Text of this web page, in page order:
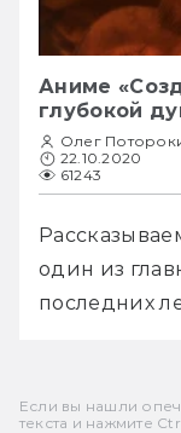
Аниме
глубокой
Олег
22.10.2020
61243
один из
последних
Если вы нашли
текста и нажмите